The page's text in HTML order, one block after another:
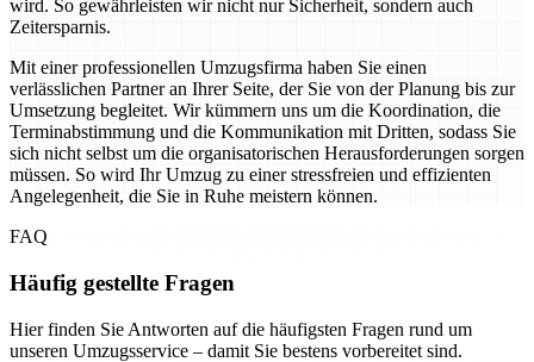
wird. So gewährleisten wir nicht nur Sicherheit, sondern auch
Zeitersparnis.
Mit einer professionellen Umzugsfirma haben Sie einen
verlässlichen Partner an Ihrer Seite, der Sie von der Planung bis zur
Umsetzung begleitet. Wir kümmern uns um die Koordination, die
Terminabstimmung und die Kommunikation mit Dritten, sodass Sie
sich nicht selbst um die organisatorischen Herausforderungen sorgen
müssen. So wird Ihr Umzug zu einer stressfreien und effizienten
Angelegenheit, die Sie in Ruhe meistern können.
FAQ
Häufig gestellte Fragen
Hier finden Sie Antworten auf die häufigsten Fragen rund um
unseren Umzugsservice – damit Sie bestens vorbereitet sind.